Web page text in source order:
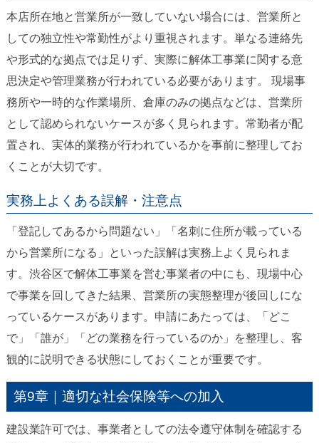
本店所在地と営業所が一致していない場合には、営業所と
しての独立性や常勤性がより重視されます。単なる連絡先
や形式的な拠点では足りず、実際に解体工事業に関する意
思決定や管理業務が行われている必要があります。 現場事
務所や一時的な作業場所、倉庫のみの拠点などは、営業所
として認められないケースが多く見られます。常勤者が配
置され、実体的業務が行われているかを事前に整理してお
くことが大切です。
実務上よくある誤解・注意点
「登記してあるから問題ない」「名刺に住所が載っている
から営業所になる」といった誤解は実務上よく見られま
す。渋谷区で解体工事業を営む事業者の中にも、現場中心
で事業を回してきた結果、営業所の実態整理が後回しにな
っているケースがあります。申請にあたっては、「どこ
で」「誰が」「どの業務を行っているのか」を整理し、客
観的に説明できる状態にしておくことが重要です。
第9章｜適切な社会保険等への加入
建設業許可では、事業者としての法令遵守体制を確認する